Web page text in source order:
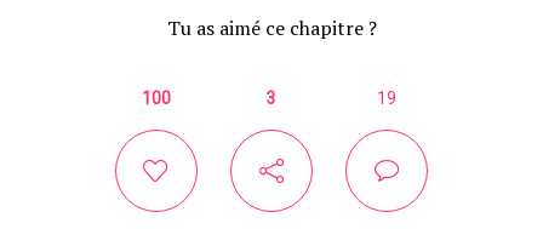
Tu as aimé ce chapitre ?
100 3 19